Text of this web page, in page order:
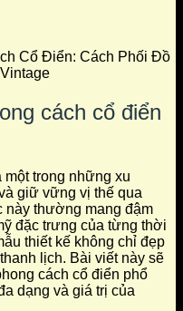
Cổ Điển: Cách Phối Đồ
cách cổ điển
một trong những xu
giữ vững vị thế qua
này thường mang đậm
đặc trưng của từng thời
thiết kế không chỉ đẹp
lịch. Bài viết này sẽ
cách cổ điển phổ
dạng và giá trị của